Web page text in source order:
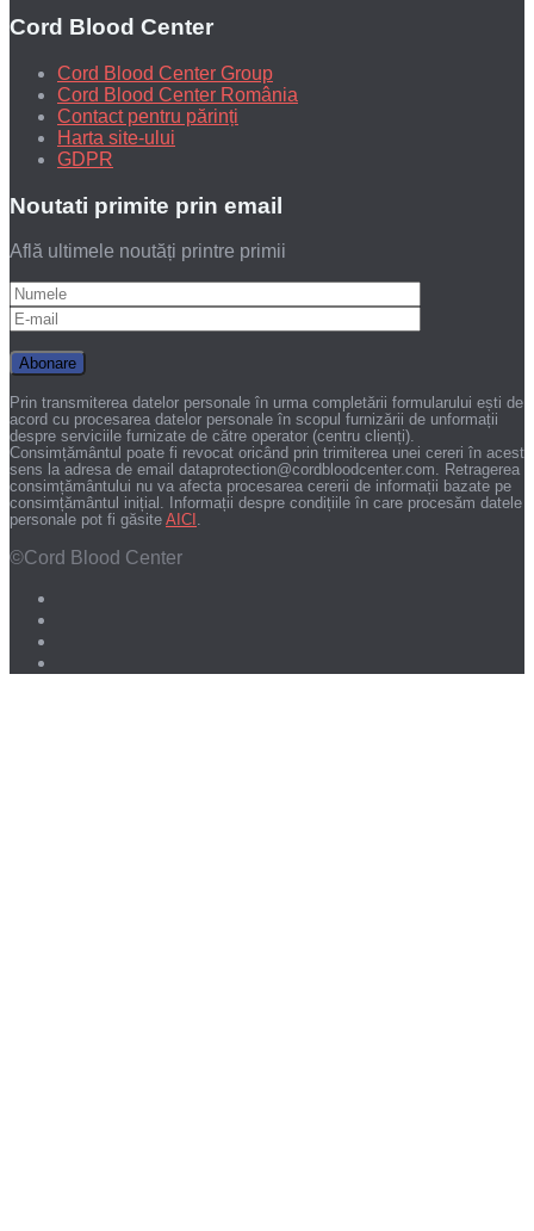
Cord Blood Center
Cord Blood Center Group
Cord Blood Center România
Contact pentru părinți
Harta site-ului
GDPR
Noutati primite prin email
Află ultimele noutăți printre primii
Prin transmiterea datelor personale în urma completării formularului ești de
acord cu procesarea datelor personale în scopul furnizării de unformații
despre serviciile furnizate de către operator (centru clienți).
Consimțământul poate fi revocat oricând prin trimiterea unei cereri în acest
sens la adresa de email dataprotection@cordbloodcenter.com. Retragerea
consimțământului nu va afecta procesarea cererii de informații bazate pe
consimțământul inițial. Informații despre condițiile în care procesăm datele
personale pot fi găsite AICI .
©Cord Blood Center